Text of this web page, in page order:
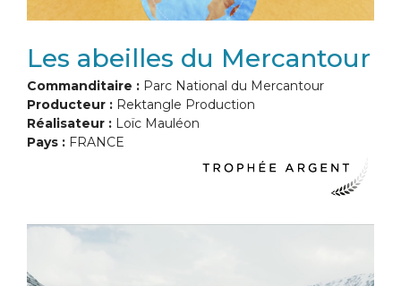
Les abeilles du Mercantour
Commanditaire : Parc National du Mercantour
Producteur : Rektangle Production
Réalisateur : Loïc Mauléon
Pays : FRANCE